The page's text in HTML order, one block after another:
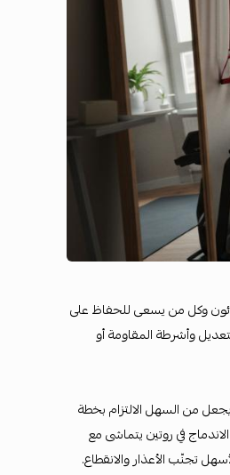
وكل من يسعى للحفاظ على
وأشرطة المقاومة أو
يجعل من السهل الالتزام بخطة
في روتين يتماشى مع
تجنّب الأعذار والانقطاع.